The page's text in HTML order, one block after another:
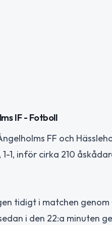
IF - Fotboll
FF och
1, inför cirka 210
tidigt i matchen genom
i den 22:a minuten